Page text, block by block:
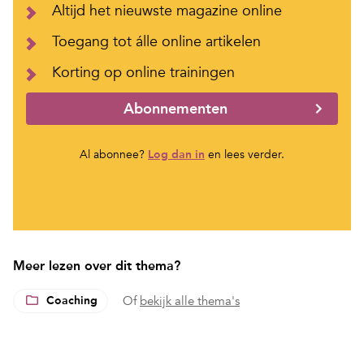
Altijd het nieuwste magazine online
Toegang tot álle online artikelen
Korting op online trainingen
Abonnementen
Al abonnee? Log dan in en lees verder.
Meer lezen over dit thema?
Coaching Of bekijk alle thema's